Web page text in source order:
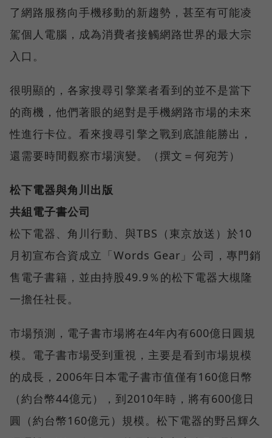
了網路服務向手機移動的新趨勢，甚至有可能凌
駕個人電腦，成為消費者接觸網路世界的最大宗
入口。
很明顯的，各家搜尋引擎業者看到的並不是當下
的商機，他們著眼的絕對是手機網路市場的未來
性進行卡位。看來搜尋引擎之戰到底誰能勝出，
還需要時間觀察市場演變。（撰文＝何宛芳）
松下電器與角川出版
共組電子書公司
松下電器、角川行動、與TBS（東京放送）於10
月初宣布合資成立「Words Gear」公司，專門銷
售電子書籍，並由持股49.9％的松下電器大槻隆
一擔任社長。
市場預測，電子書市場將在4年內有600億日圓規
模。電子書市場受到重視，主要是看到市場規模
的成長，2006年日本電子書市值僅有160億日幣
（約台幣44億元），到2010年時，將有600億日
圓（約台幣160億元）規模。松下電器的野呂輝久